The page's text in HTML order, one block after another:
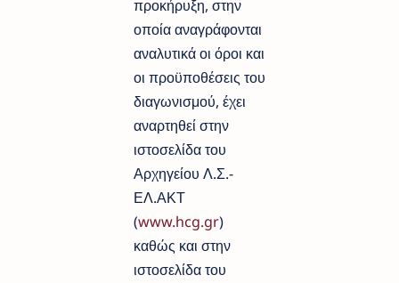
προκήρυξη, στην
οποία αναγράφονται
αναλυτικά οι όροι και
οι προϋποθέσεις του
διαγωνισμού, έχει
αναρτηθεί στην
ιστοσελίδα του
Αρχηγείου Λ.Σ.-
ΕΛ.ΑΚΤ
(www.hcg.gr)
καθώς και στην
ιστοσελίδα του